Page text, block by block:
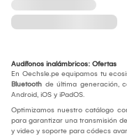
Audífonos inalámbricos: Ofertas
En Oechsle.pe equipamos tu
Bluetooth de última generación,
Android, iOS y iPadOS.
Optimizamos nuestro catálogo
para garantizar una transmisión
y video y soporte para códecs